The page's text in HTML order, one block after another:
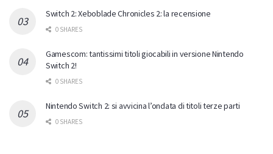
Switch 2: Xeboblade Chronicles 2: la recensione
0 SHARES
Gamescom: tantissimi titoli giocabili in versione Nintendo
Switch 2!
0 SHARES
Nintendo Switch 2: si avvicina l’ondata di titoli terze parti
0 SHARES